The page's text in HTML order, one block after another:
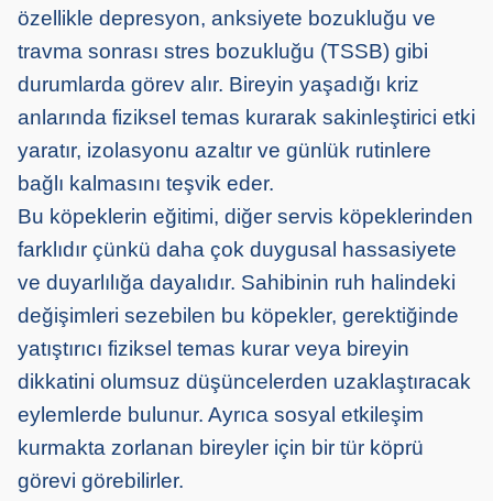
özellikle depresyon, anksiyete bozukluğu ve
travma sonrası stres bozukluğu (TSSB) gibi
durumlarda görev alır. Bireyin yaşadığı kriz
anlarında fiziksel temas kurarak sakinleştirici etki
yaratır, izolasyonu azaltır ve günlük rutinlere
bağlı kalmasını teşvik eder.
Bu köpeklerin eğitimi, diğer servis köpeklerinden
farklıdır çünkü daha çok duygusal hassasiyete
ve duyarlılığa dayalıdır. Sahibinin ruh halindeki
değişimleri sezebilen bu köpekler, gerektiğinde
yatıştırıcı fiziksel temas kurar veya bireyin
dikkatini olumsuz düşüncelerden uzaklaştıracak
eylemlerde bulunur. Ayrıca sosyal etkileşim
kurmakta zorlanan bireyler için bir tür köprü
görevi görebilirler.